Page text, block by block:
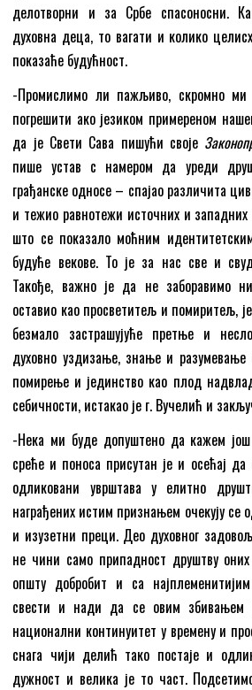
делотворни и за Србе спасоносни.
духовна деца, то вагати и колико
показаће будућност.
-Промислимо ли пажљиво, скромно
погрешити ако језиком примереном
да је Свети Сава пишући своје
пише устав с намером да уреди
грађанске односе – спајао различита
и тежио равнотежи источних и западних
што се показало моћним
будуће векове. То је за нас све и
Такође, важно је да не заборавимо
оставио као просветитељ и помиритељ,
безмало застрашујуће претње и
духовно уздизање, знање и разумевање
помирење и јединство као плод
себичности, истакао је г. Вучелић и
-Нека ми буде допуштено да кажем
среће и поноса присутан је и осећај
одликовани уврштава у елитно
награђених истим признањем очекују се
и изузетни преци. Део духовног
не чини само припадност друштву
општу добробит и са
свести и нади да се овим збивањем
национални континуитет у времену и
снага чији делић тако постаје и
дужност и велика је то част.